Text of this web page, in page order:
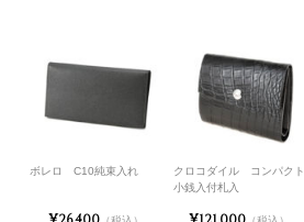
ボレロ C10純束入れ
クロコダイル コンパクト
小銭入付札入